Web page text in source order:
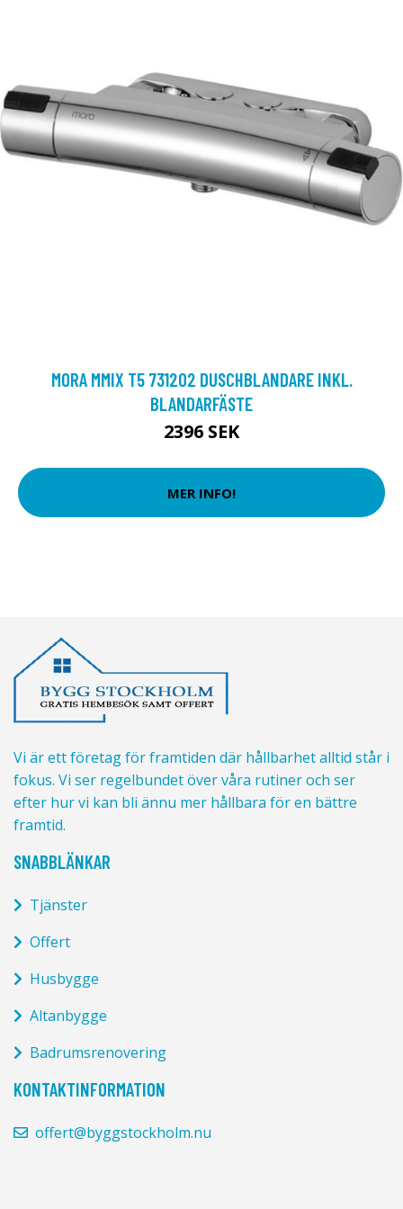
MORA MMIX T5 731202 DUSCHBLANDARE INKL.
BLANDARFÄSTE
2396 SEK
MER INFO!
Vi är ett företag för framtiden där hållbarhet alltid står i
fokus. Vi ser regelbundet över våra rutiner och ser
efter hur vi kan bli ännu mer hållbara för en bättre
framtid.
SNABBLÄNKAR
Tjänster
Offert
Husbygge
Altanbygge
Badrumsrenovering
KONTAKTINFORMATION
offert@byggstockholm.nu